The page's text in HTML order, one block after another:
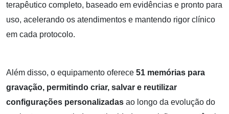
terapêutico completo, baseado em evidências e pronto para
uso, acelerando os atendimentos e mantendo rigor clínico
em cada protocolo.
Além disso, o equipamento oferece 51 memórias para
gravação, permitindo criar, salvar e reutilizar
configurações personalizadas ao longo da evolução do